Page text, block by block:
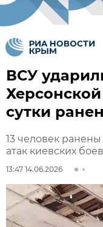
ВСУ
Херсонской
сутки
13 человек
атак киевских
13:47 14.06.2026